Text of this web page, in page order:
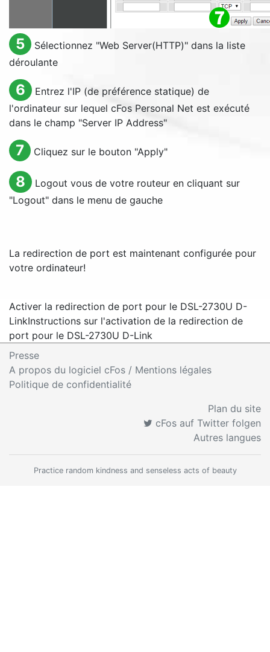
5 Sélectionnez "Web Server(HTTP)" dans la liste
déroulante
6
Entrez l'IP (de préférence statique) de
l'ordinateur sur lequel cFos Personal Net est exécuté
dans le champ "Server IP Address"
7 Cliquez sur le bouton "Apply"
8 Logout vous de votre routeur en cliquant sur
"Logout" dans le menu de gauche
La redirection de port est maintenant configurée pour
votre ordinateur!
Activer la redirection de port pour le DSL-2730U D-
LinkInstructions sur l'activation de la redirection de
port pour le DSL-2730U D-Link
Presse
A propos du logiciel cFos / Mentions légales
Politique de confidentialité
Plan du site
cFos auf Twitter folgen
Autres langues
Practice random kindness and senseless acts of beauty